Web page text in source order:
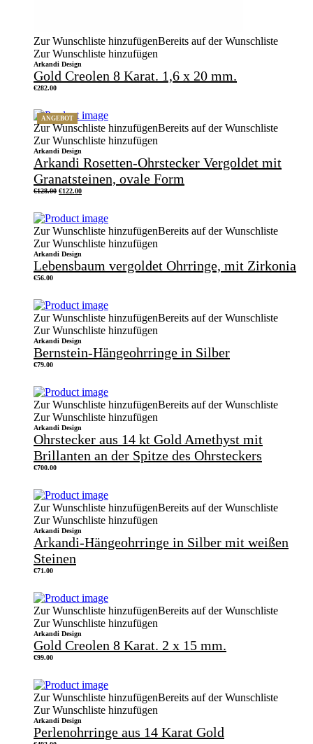
Zur Wunschliste hinzufügenBereits auf der Wunschliste
Zur Wunschliste hinzufügen
Arkandi Design
Gold Creolen 8 Karat. 1,6 x 20 mm.
€282.00
ANGEBOT
Zur Wunschliste hinzufügenBereits auf der Wunschliste
Zur Wunschliste hinzufügen
Arkandi Design
Arkandi Rosetten-Ohrstecker Vergoldet mit
Granatsteinen, ovale Form
€128.00 Ursprünglicher
€128.00
€122.00Aktueller
€122.00.
Zur Wunschliste hinzufügenBereits auf der Wunschliste
Zur Wunschliste hinzufügen
Arkandi Design
Lebensbaum vergoldet Ohrringe, mit Zirkonia
€56.00
Zur Wunschliste hinzufügenBereits auf der Wunschliste
Zur Wunschliste hinzufügen
Arkandi Design
Bernstein-Hängeohrringe in Silber
€79.00
Zur Wunschliste hinzufügenBereits auf der Wunschliste
Zur Wunschliste hinzufügen
Arkandi Design
Ohrstecker aus 14 kt Gold Amethyst mit
Brillanten an der Spitze des Ohrsteckers
€700.00
Zur Wunschliste hinzufügenBereits auf der Wunschliste
Zur Wunschliste hinzufügen
Arkandi Design
Arkandi-Hängeohrringe in Silber mit weißen
Steinen
€71.00
Zur Wunschliste hinzufügenBereits auf der Wunschliste
Zur Wunschliste hinzufügen
Arkandi Design
Gold Creolen 8 Karat. 2 x 15 mm.
€99.00
Zur Wunschliste hinzufügenBereits auf der Wunschliste
Zur Wunschliste hinzufügen
Arkandi Design
Perlenohrringe aus 14 Karat Gold